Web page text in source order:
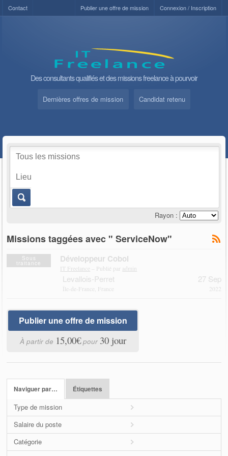
Contact Connexion / Inscription
Publier une offre de mission
Des consultants qualifiés et des missions freelance à pourvoir
Dernières offres de mission Candidat retenu
Rayon :
Missions taggées avec " ServiceNow"
Sous
traitance Développeur Cobol
IT Freelance – Publié par admin
Levallois-Perret
Île-de-France, France
27 Sep
2022
Publier une offre de mission
À partir de 15,00€pour 30 jour
Naviguer par… Étiquettes
Type de mission
Salaire du poste
Catégorie